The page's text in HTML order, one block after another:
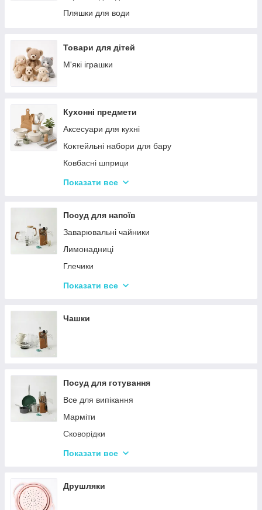
Палатки
Меблі для кемпінгу
Спальні мішки
Цукерки
Серветниці
Годинник настінний
Підсвічники
Вази для квітів
Статуетки
Пляшки для води
Товари для дітей
М'які іграшки
Кухонні предмети
Аксесуари для кухні
Коктейльні набори для бару
Ковбасні шприци
Кухонні підставки
Терки
Набори для спецій
Ємності для зберігання
Набори кухонних ножів і лопаток
Маслянки
Показати все
Посуд для напоїв
Заварювальні чайники
Лимонадниці
Глечики
Склянки
Келихи
Показати все
Чашки
Посуд для готування
Все для випікання
Марміти
Сковорідки
Ківші
Показати все
Друшляки